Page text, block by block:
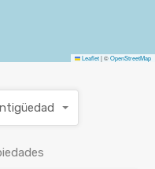
Leaflet|©OpenStreetMap